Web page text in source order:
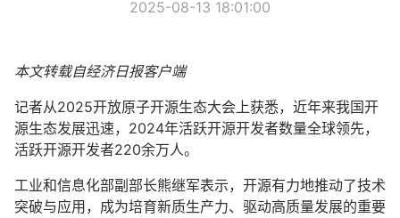
2025-08-13 18:01:00
本文转载自经济日报客户端
记者从2025开放原子开源生态大会上获悉，近年来我国开
源生态发展迅速，2024年活跃开源开发者数量全球领先，
活跃开源开发者220余万人。
工业和信息化部副部长熊继军表示，开源有力地推动了技术
突破与应用，成为培育新质生产力、驱动高质量发展的重要